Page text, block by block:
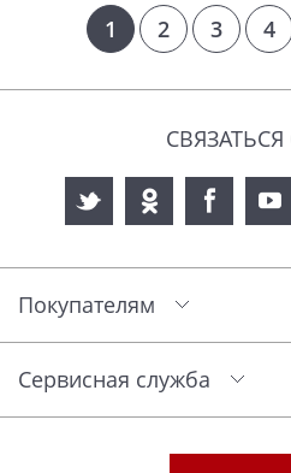
1 2 3 4
Покупателям
Сервисная служба